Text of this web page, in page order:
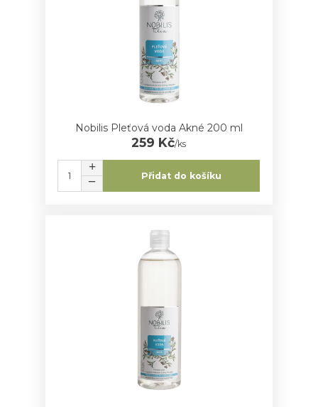
Nobilis Pleťová voda Akné 200 ml
259 Kč/ks
Přidat do košíku